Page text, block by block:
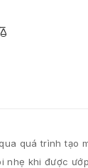
quá trình tạo
khi được